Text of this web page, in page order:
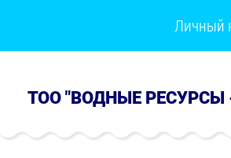
Личный
ТОО "ВОДНЫЕ РЕСУРСЫ